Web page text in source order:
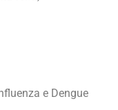
e Dengue